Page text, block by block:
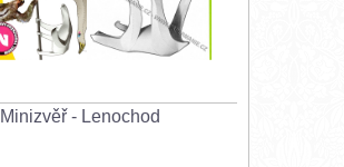
Minizvěř - Lenochod